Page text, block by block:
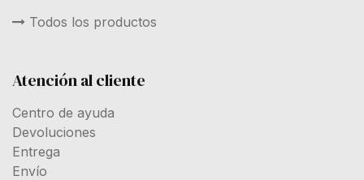
Todos los productos
Atención al cliente
Centro de ayuda
Devoluciones
Entrega
Envío